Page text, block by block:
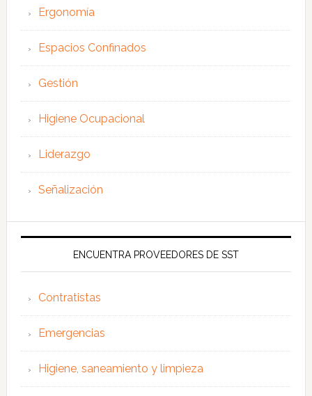
Ergonomía
Espacios Confinados
Gestión
Higiene Ocupacional
Liderazgo
Señalización
ENCUENTRA PROVEEDORES DE SST
Contratistas
Emergencias
Higiene, saneamiento y limpieza